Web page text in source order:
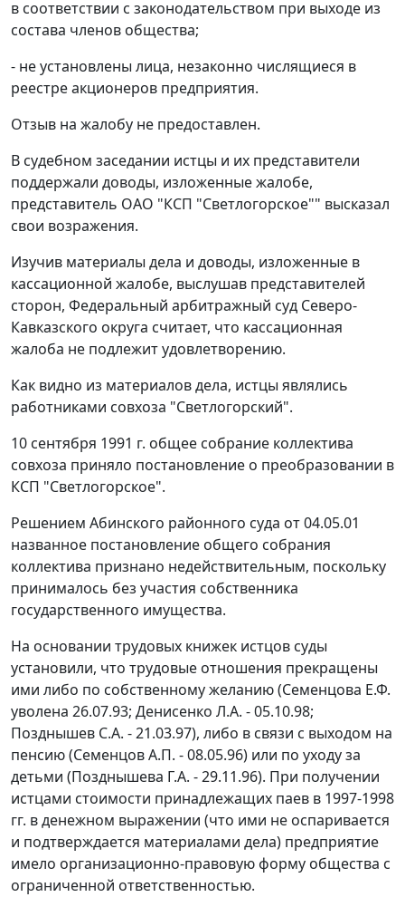
в соответствии с законодательством при выходе из
состава членов общества;
- не установлены лица, незаконно числящиеся в
реестре акционеров предприятия.
Отзыв на жалобу не предоставлен.
В судебном заседании истцы и их представители
поддержали доводы, изложенные жалобе,
представитель ОАО "КСП "Светлогорское"" высказал
свои возражения.
Изучив материалы дела и доводы, изложенные в
кассационной жалобе, выслушав представителей
сторон, Федеральный арбитражный суд Северо-
Кавказского округа считает, что кассационная
жалоба не подлежит удовлетворению.
Как видно из материалов дела, истцы являлись
работниками совхоза "Светлогорский".
10 сентября 1991 г. общее собрание коллектива
совхоза приняло постановление о преобразовании в
КСП "Светлогорское".
Решением Абинского районного суда от 04.05.01
названное постановление общего собрания
коллектива признано недействительным, поскольку
принималось без участия собственника
государственного имущества.
На основании трудовых книжек истцов суды
установили, что трудовые отношения прекращены
ими либо по собственному желанию (Семенцова Е.Ф.
уволена 26.07.93; Денисенко Л.А. - 05.10.98;
Позднышев С.А. - 21.03.97), либо в связи с выходом на
пенсию (Семенцов А.П. - 08.05.96) или по уходу за
детьми (Позднышева Г.А. - 29.11.96). При получении
истцами стоимости принадлежащих паев в 1997-1998
гг. в денежном выражении (что ими не оспаривается
и подтверждается материалами дела) предприятие
имело организационно-правовую форму общества с
ограниченной ответственностью.